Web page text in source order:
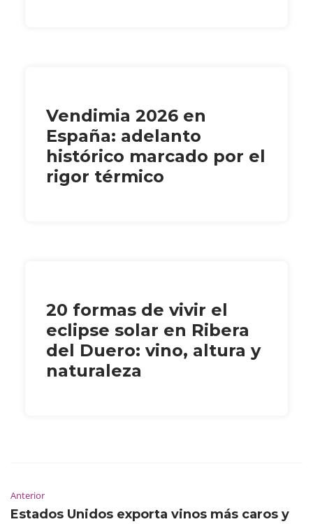
Vendimia 2026 en
España: adelanto
histórico marcado por el
rigor térmico
20 formas de vivir el
eclipse solar en Ribera
del Duero: vino, altura y
naturaleza
Anterior
Estados Unidos exporta vinos más caros y